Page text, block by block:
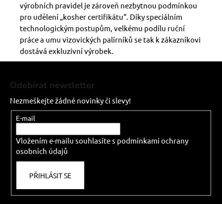
výrobních pravidel je zároveň nezbytnou podmínkou
pro udělení „kosher certifikátu“. Díky speciálním
technologickým postupům, velkému podílu ruční
práce a umu vizovických palírníků se tak k zákazníkovi
dostává exkluzivní výrobek.
Odebírat newsletter
Nezmeškejte žádné novinky či slevy!
E-mail
Vložením e-mailu souhlasíte s podmínkami ochrany
osobních údajů
PŘIHLÁSIT SE